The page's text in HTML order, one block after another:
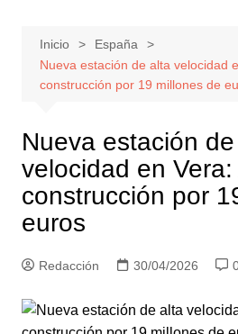
Inicio
España
Nueva estación de alta velocidad
construcción por 19 millones de
Nueva estación
velocidad en
construcción por
euros
Redacción 30/04/2026